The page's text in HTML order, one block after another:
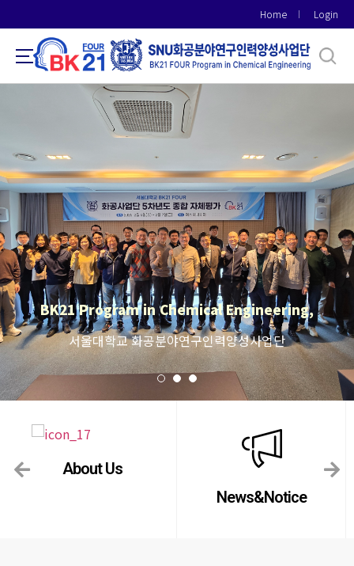
로
메
Home Login
BK21 Program in Chemical Engineering,
서울대학교 화공분야연구인력양성사업단
About Us
News&Notice